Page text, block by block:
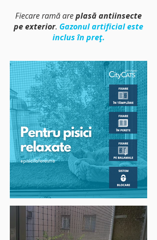
Fiecare ramă areplasă antiinsecte
pe exterior. Gazonul artificial este
inclus în preț.